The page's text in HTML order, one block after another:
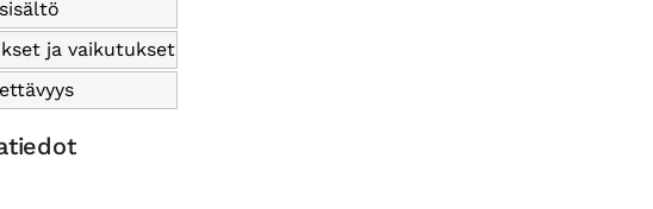
ja vaikutukset